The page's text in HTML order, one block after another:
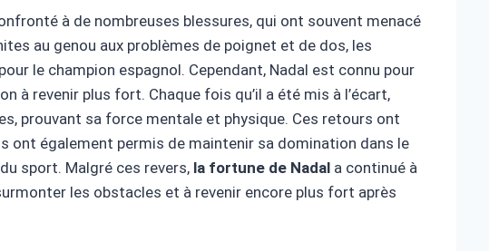
à de nombreuses blessures, qui ont souvent menacé
au genou aux problèmes de poignet et de dos, les
le champion espagnol. Cependant, Nadal est connu pour
à revenir plus fort. Chaque fois qu’il a été mis à l’écart,
prouvant sa force mentale et physique. Ces retours ont
ont également permis de maintenir sa domination dans le
sport. Malgré ces revers, la fortune de Nadal a continué à
les obstacles et à revenir encore plus fort après